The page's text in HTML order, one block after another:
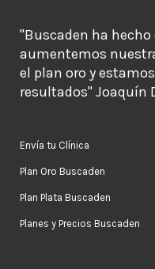
"Buscaden ha hecho
aumentemos
el plan oro y
resultados" Joaquín
Envía tu Clínica
Plan Oro Buscaden
Plan Plata Buscaden
Planes y Precios Buscaden